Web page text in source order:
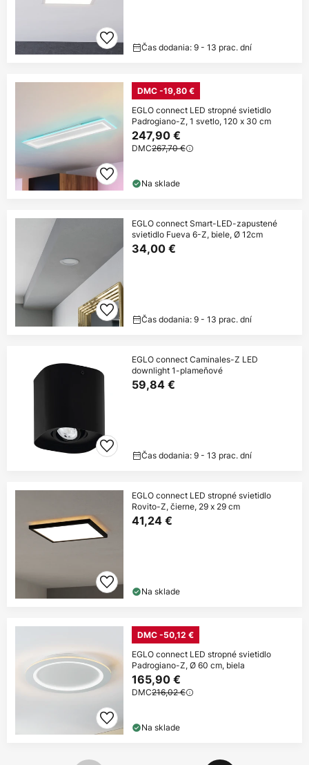
Čas dodania: 9 - 13 prac. dní
DMC -19,80 €
EGLO connect LED stropné svietidlo
Padrogiano-Z, 1 svetlo, 120 x 30 cm
247,90 €
DMC267,70 €
Na sklade
EGLO connect Smart-LED-zapustené
svietidlo Fueva 6-Z, biele, Ø 12cm
34,00 €
Čas dodania: 9 - 13 prac. dní
EGLO connect Caminales-Z LED
downlight 1-plameňové
59,84 €
Čas dodania: 9 - 13 prac. dní
EGLO connect LED stropné svietidlo
Rovito-Z, čierne, 29 x 29 cm
41,24 €
Na sklade
DMC -50,12 €
EGLO connect LED stropné svietidlo
Padrogiano-Z, Ø 60 cm, biela
165,90 €
DMC216,02 €
Na sklade